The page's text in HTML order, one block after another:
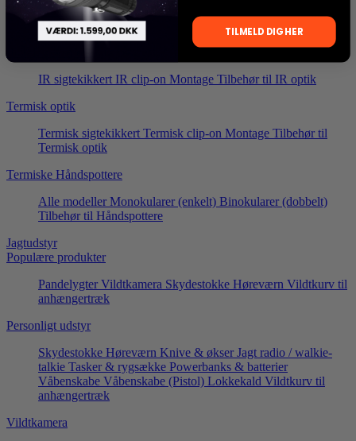
HåndkikkerterRiffeloptik / sigtekikkerter
Afstandsmåler
IR sigtekikkert IR clip-on Montage Tilbehør til IR optik
Termisk optik
Termisk sigtekikkert Termisk clip-on Montage Tilbehør til
Termisk optik
Termiske Håndspottere
Alle modeller Monokularer (enkelt) Binokularer (dobbelt)
Tilbehør til Håndspottere
Jagtudstyr
Populære produkter
Pandelygter Vildtkamera Skydestokke Høreværn Vildtkurv til
anhængertræk
Personligt udstyr
Skydestokke Høreværn Knive & økser Jagt radio / walkie-
talkie Tasker & rygsække Powerbanks & batterier
Våbenskabe Våbenskabe (Pistol) Lokkekald Vildtkurv til
anhængertræk
Vildtkamera
TILMELD DIG HER